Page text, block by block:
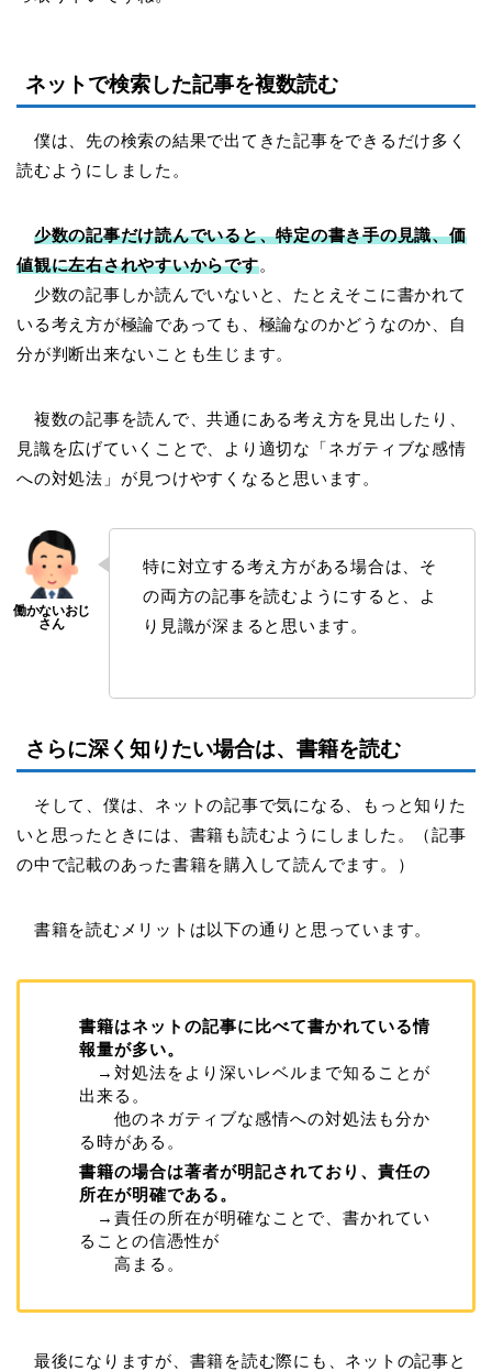
ネットで検索した記事を複数読む
僕は、先の検索の結果で出てきた記事をできるだけ多く
読むようにしました。
少数の記事だけ読んでいると、特定の書き手の見識、価
値観に左右されやすいからです。
少数の記事しか読んでいないと、たとえそこに書かれて
いる考え方が極論であっても、極論なのかどうなのか、自
分が判断出来ないことも生じます。
複数の記事を読んで、共通にある考え方を見出したり、
見識を広げていくことで、より適切な「ネガティブな感情
への対処法」が見つけやすくなると思います。
特に対立する考え方がある場合は、そ
の両方の記事を読むようにすると、よ
り見識が深まると思います。
さらに深く知りたい場合は、書籍を読む
そして、僕は、ネットの記事で気になる、もっと知りた
いと思ったときには、書籍も読むようにしました。（記事
の中で記載のあった書籍を購入して読んでます。）
書籍を読むメリットは以下の通りと思っています。
書籍はネットの記事に比べて書かれている情
報量が多い。
→対処法をより深いレベルまで知ることが
出来る。
他のネガティブな感情への対処法も分か
る時がある。
書籍の場合は著者が明記されており、責任の
所在が明確である。
→責任の所在が明確なことで、書かれてい
ることの信憑性が
高まる。
最後になりますが、書籍を読む際にも、ネットの記事と